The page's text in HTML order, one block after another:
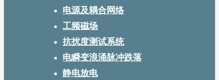
电源及耦合网络
工频磁场
抗扰度测试系统
电瞬变浪涌脉冲跌落
静电放电